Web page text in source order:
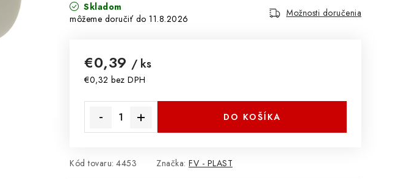
Skladom
11.8.2026
Možnosti doručenia
€0,39 / ks
€0,32 bez DPH
DO KOŠÍKA
Kód tovaru: 4453 Značka: FV - PLAST